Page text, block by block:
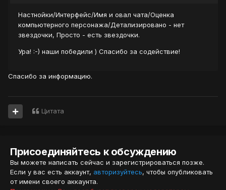
Настнойки/Интерфейс/Имя и овал чата/Оценка
компьютерного персонажа/Детализировано - нет
звездочки, Просто - есть звездочки.
Ура! :-) наши победили ) Спасибо за содействие!
Спасибо за информацию.
Цитата
Присоединяйтесь к обсуждению
Вы можете написать сейчас и зарегистрироваться позже.
Если у вас есть аккаунт, авторизуйтесь, чтобы опубликовать
от имени своего аккаунта.